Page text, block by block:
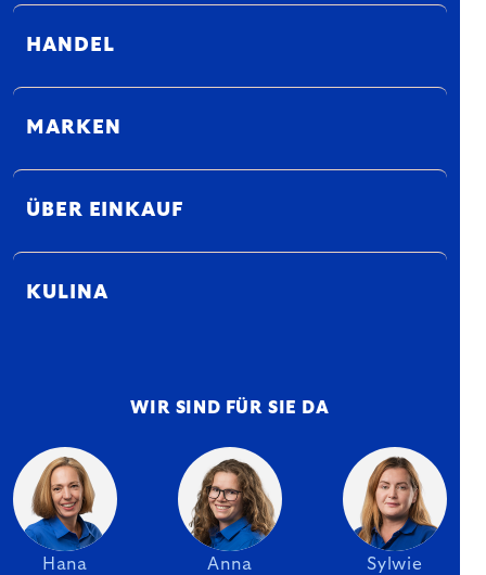
HANDEL
MARKEN
ÜBER EINKAUF
KULINA
WIR SIND FÜR SIE DA
Hana Anna Sylwie